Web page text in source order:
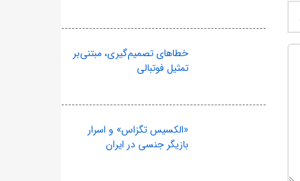
خطاهای تصمیم‌گیری، مبتنی‌بر
تمثیل فوتبالی
«الکسیس تگزاس» و اسرار
بازیگر جنسی در ایران